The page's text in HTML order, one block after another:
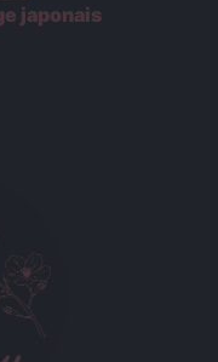
japonais